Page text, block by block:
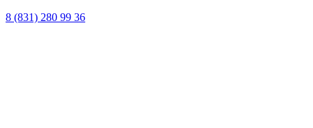
8 (831) 280 99 36